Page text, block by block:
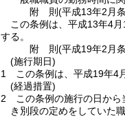
附 則(平成13年2月
この条例は、平成13年4月
する。
附 則(平成19年2月
(施行期日)
1
この条例は、平成19年4
(経過措置)
2
この条例の施行の日か
き別段の定めをしていた